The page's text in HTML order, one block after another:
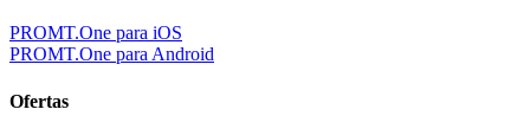
PROMT.One para iOS
PROMT.One para Android
Ofertas